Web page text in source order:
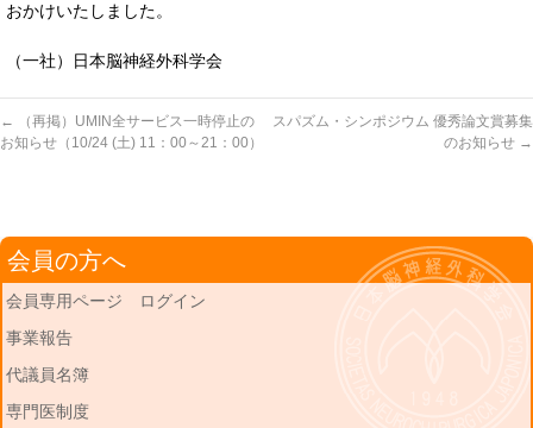
おかけいたしました。
（一社）日本脳神経外科学会
←
（再掲）UMIN全サービス一時停止の
お知らせ（10/24 (土) 11：00～21：00）
スパズム・シンポジウム 優秀論文賞募集
のお知らせ →
会員の方へ
会員専用ページ ログイン
事業報告
代議員名簿
専門医制度